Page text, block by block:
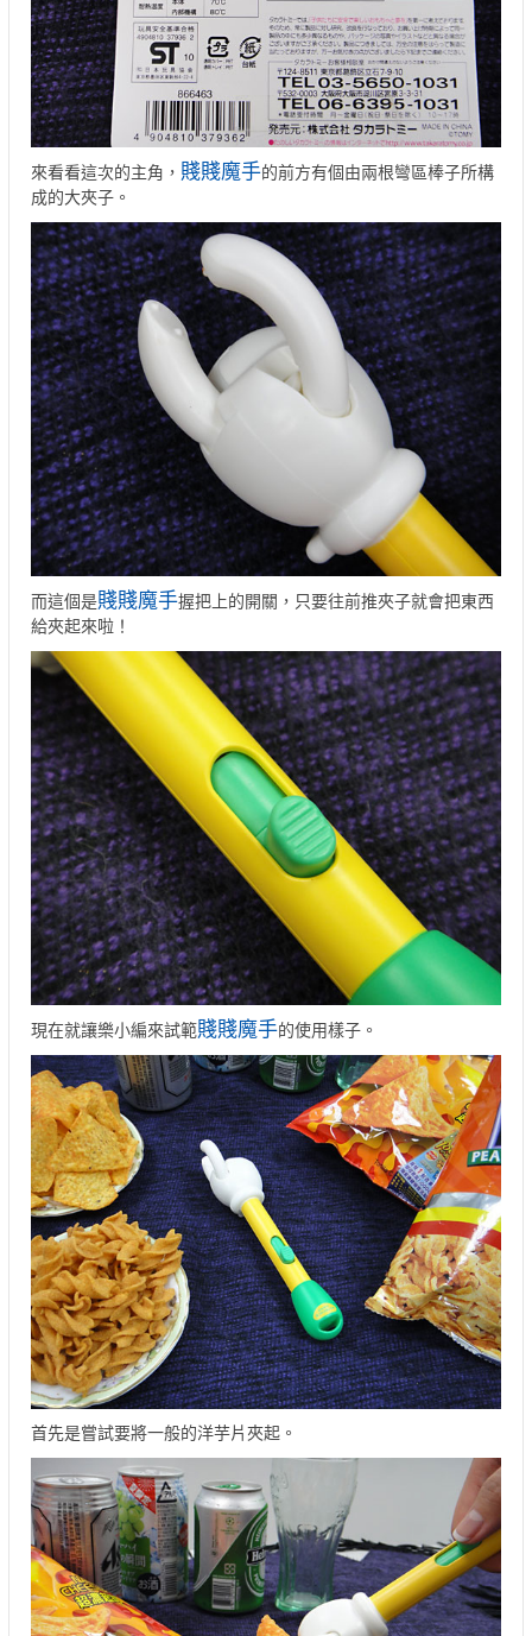
來看看這次的主角， 賤賤魔手的前方有個由兩根彎區棒子所構
成的大夾子。
而這個是賤賤魔手握把上的開關，只要往前推夾子就會把東西
給夾起來啦！
現在就讓樂小編來試範賤賤魔手的使用樣子。
首先是嘗試要將一般的洋芋片夾起。